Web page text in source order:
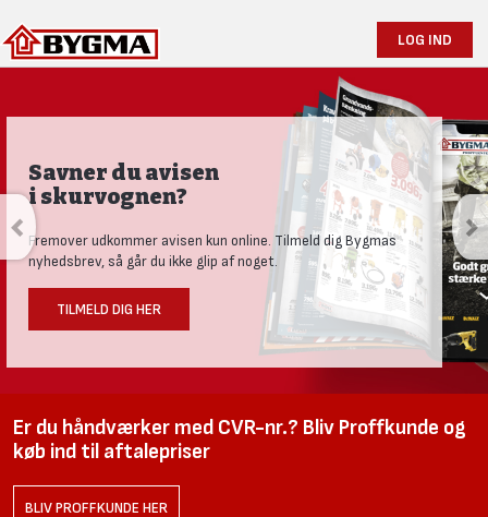
LOG IND
Savner du avisen
i skurvognen?
Fremover udkommer avisen kun online. Tilmeld dig Bygmas
nyhedsbrev, så går du ikke glip af noget.
TILMELD DIG HER
Er du håndværker med CVR-nr.? Bliv Proffkunde og
køb ind til aftalepriser
BLIV PROFFKUNDE HER